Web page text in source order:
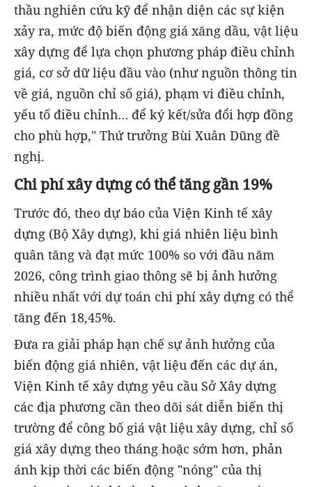
thầu nghiên cứu kỹ để nhận diện các sự kiện
xảy ra, mức độ biến động giá xăng dầu, vật liệu
xây dựng để lựa chọn phương pháp điều chỉnh
giá, cơ sở dữ liệu đầu vào (như nguồn thông tin
về giá, nguồn chỉ số giá), phạm vi điều chỉnh,
yếu tố điều chỉnh… để ký kết/sửa đổi hợp đồng
cho phù hợp," Thứ trưởng Bùi Xuân Dũng đề
nghị.
Chi phí xây dựng có thể tăng gần 19%
Trước đó, theo dự báo của Viện Kinh tế xây
dựng (Bộ Xây dựng), khi giá nhiên liệu bình
quân tăng và đạt mức 100% so với đầu năm
2026, công trình giao thông sẽ bị ảnh hưởng
nhiều nhất với dự toán chi phí xây dựng có thể
tăng đến 18,45%.
Đưa ra giải pháp hạn chế sự ảnh hưởng của
biến động giá nhiên, vật liệu đến các dự án,
Viện Kinh tế xây dựng yêu cầu Sở Xây dựng
các địa phương cần theo dõi sát diễn biến thị
trường để công bố giá vật liệu xây dựng, chỉ số
giá xây dựng theo tháng hoặc sớm hơn, phản
ánh kịp thời các biến động "nóng" của thị